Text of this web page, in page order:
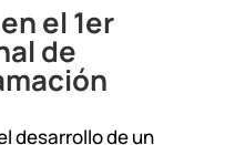
el 1er
de
desarrollo de un